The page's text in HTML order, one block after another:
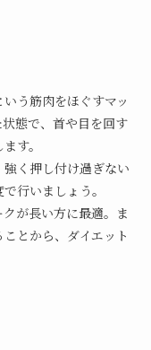
う筋肉をほぐすマッ
態で、首や目を回す
す。
く押し付け過ぎない
行いましょう。
が長い方に最適。ま
とから、ダイエット